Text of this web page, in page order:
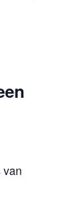
van